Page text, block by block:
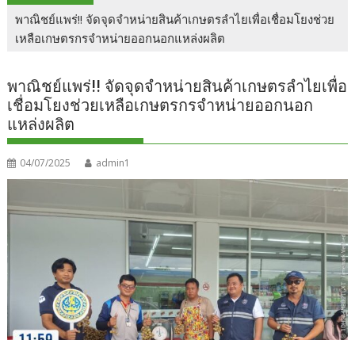
พาณิชย์แพร่!! จัดจุดจำหน่ายสินค้าเกษตรลำไยเพื่อเชื่อมโยงช่วย
เหลือเกษตรกรจำหน่ายออกนอกแหล่งผลิต
พาณิชย์แพร่!! จัดจุดจำหน่ายสินค้าเกษตรลำไยเพื่อ
เชื่อมโยงช่วยเหลือเกษตรกรจำหน่ายออกนอก
แหล่งผลิต
04/07/2025 admin1